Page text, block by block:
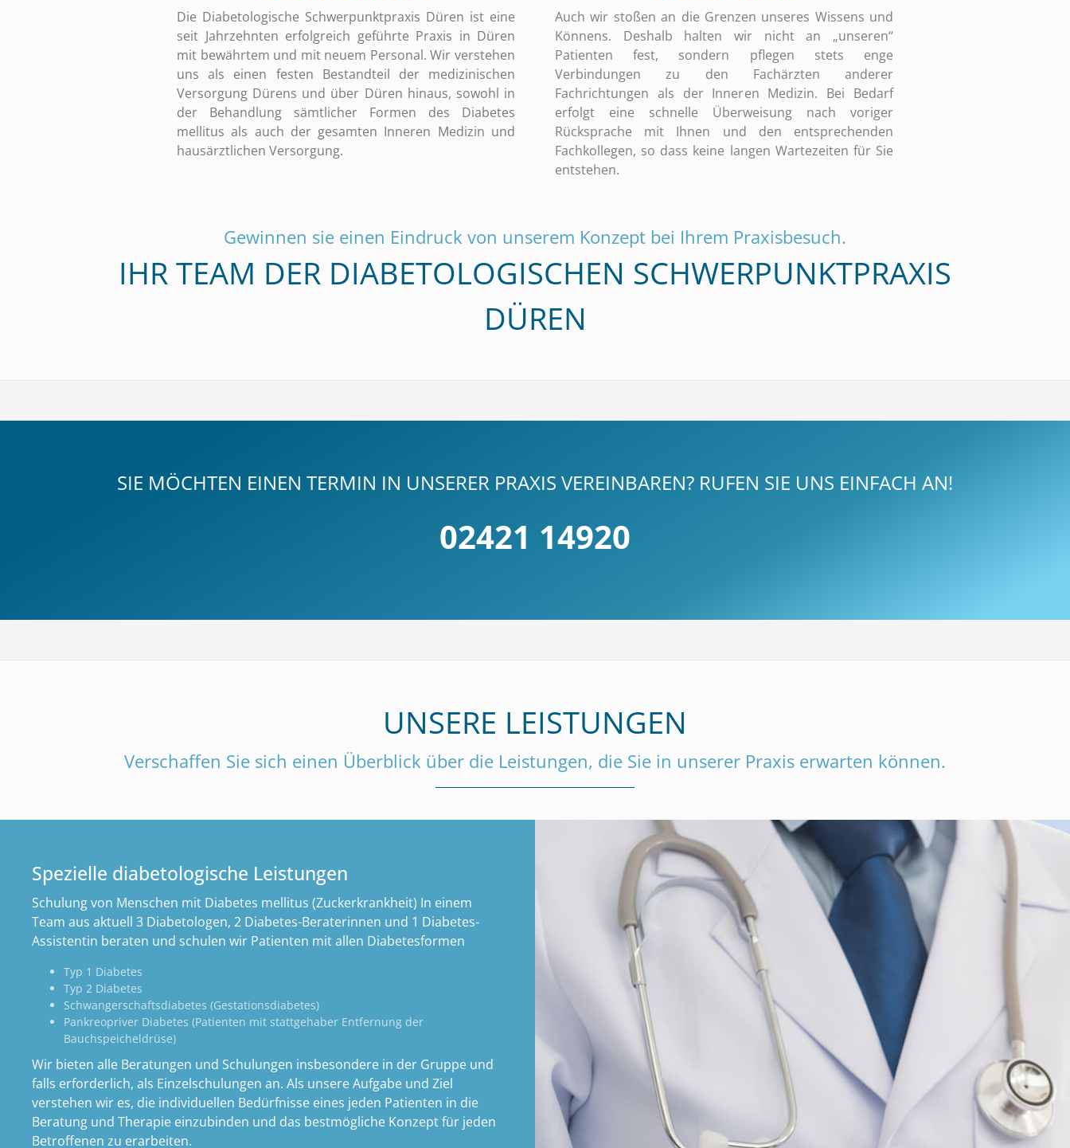
Die Diabetologische Schwerpunktpraxis Düren ist eine
seit Jahrzehnten erfolgreich geführte Praxis in Düren
mit bewährtem und mit neuem Personal. Wir verstehen
uns als einen festen Bestandteil der medizinischen
Versorgung Dürens und über Düren hinaus, sowohl in
der Behandlung sämtlicher Formen des Diabetes
mellitus als auch der gesamten Inneren Medizin und
hausärztlichen Versorgung.
Auch wir stoßen an die Grenzen unseres Wissens und
Könnens. Deshalb halten wir nicht an „unseren“
Patienten fest, sondern pflegen stets enge
Verbindungen zu den Fachärzten anderer
Fachrichtungen als der Inneren Medizin. Bei Bedarf
erfolgt eine schnelle Überweisung nach voriger
Rücksprache mit Ihnen und den entsprechenden
Fachkollegen, so dass keine langen Wartezeiten für Sie
entstehen.
Gewinnen sie einen Eindruck von unserem Konzept bei Ihrem Praxisbesuch.
IHR TEAM DER DIABETOLOGISCHEN SCHWERPUNKTPRAXIS
DÜREN
SIE MÖCHTEN EINEN TERMIN IN UNSERER PRAXIS VEREINBAREN? RUFEN SIE UNS EINFACH AN!
02421 14920
UNSERE LEISTUNGEN
Verschaffen Sie sich einen Überblick über die Leistungen, die Sie in unserer Praxis erwarten können.
Spezielle diabetologische Leistungen
Schulung von Menschen mit Diabetes mellitus (Zuckerkrankheit) In einem
Team aus aktuell 3 Diabetologen, 2 Diabetes-Beraterinnen und 1 Diabetes-
Assistentin beraten und schulen wir Patienten mit allen Diabetesformen
Typ 1 Diabetes
Typ 2 Diabetes
Schwangerschaftsdiabetes (Gestationsdiabetes)
Pankreopriver Diabetes (Patienten mit stattgehaber Entfernung der
Bauchspeicheldrüse)
Wir bieten alle Beratungen und Schulungen insbesondere in der Gruppe und
falls erforderlich, als Einzelschulungen an. Als unsere Aufgabe und Ziel
verstehen wir es, die individuellen Bedürfnisse eines jeden Patienten in die
Beratung und Therapie einzubinden und das bestmögliche Konzept für jeden
Betroffenen zu erarbeiten.